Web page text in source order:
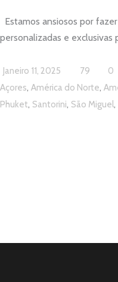
Estamos ansiosos por
personalizadas e
Janeiro 11, 2025 79 0
Açores, América do Norte,
Phuket, Santorini, São Miguel,